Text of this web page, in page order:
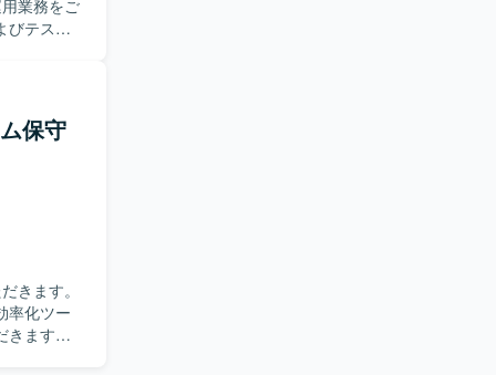
びテスト
ら下流
保守
率化ツー
きます。